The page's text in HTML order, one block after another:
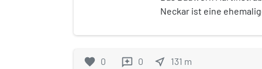
Neckar ist eine
favorite 0 reviews 0 near_me 131 m